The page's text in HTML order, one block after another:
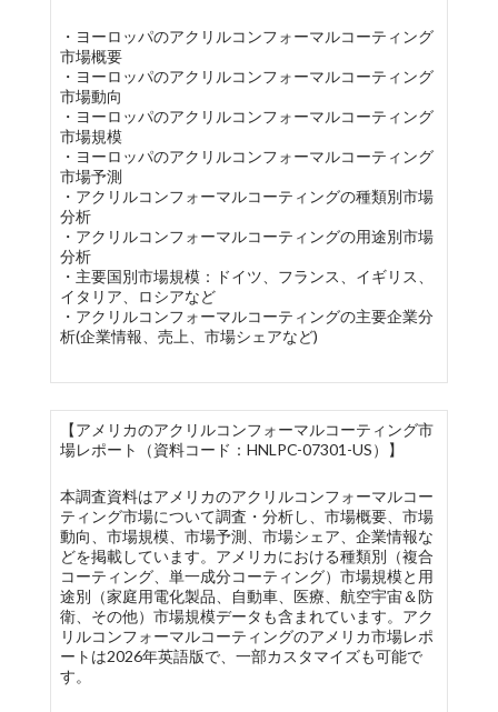
・ヨーロッパのアクリルコンフォーマルコーティング
市場概要
・ヨーロッパのアクリルコンフォーマルコーティング
市場動向
・ヨーロッパのアクリルコンフォーマルコーティング
市場規模
・ヨーロッパのアクリルコンフォーマルコーティング
市場予測
・アクリルコンフォーマルコーティングの種類別市場
分析
・アクリルコンフォーマルコーティングの用途別市場
分析
・主要国別市場規模：ドイツ、フランス、イギリス、
イタリア、ロシアなど
・アクリルコンフォーマルコーティングの主要企業分
析(企業情報、売上、市場シェアなど)
【アメリカのアクリルコンフォーマルコーティング市
場レポート（資料コード：HNLPC-07301-US）】
本調査資料はアメリカのアクリルコンフォーマルコー
ティング市場について調査・分析し、市場概要、市場
動向、市場規模、市場予測、市場シェア、企業情報な
どを掲載しています。アメリカにおける種類別（複合
コーティング、単一成分コーティング）市場規模と用
途別（家庭用電化製品、自動車、医療、航空宇宙＆防
衛、その他）市場規模データも含まれています。アク
リルコンフォーマルコーティングのアメリカ市場レポ
ートは2026年英語版で、一部カスタマイズも可能で
す。